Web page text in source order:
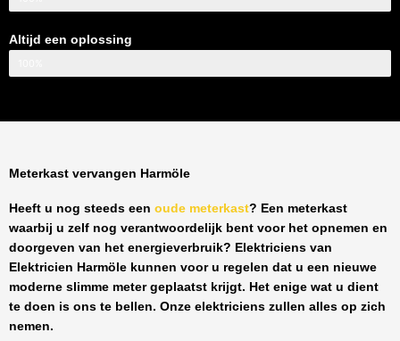
Altijd een oplossing
Meterkast vervangen Harmöle
Heeft u nog steeds een oude meterkast? Een meterkast
waarbij u zelf nog verantwoordelijk bent voor het opnemen en
doorgeven van het energieverbruik? Elektriciens van
Elektricien Harmöle kunnen voor u regelen dat u een nieuwe
moderne slimme meter geplaatst krijgt. Het enige wat u dient
te doen is ons te bellen. Onze elektriciens zullen alles op zich
nemen.